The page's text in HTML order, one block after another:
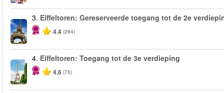
3. Eiffeltoren: Gereserveerde toegang tot de 2e
4.4 (264)
4. Eiffeltoren: Toegang tot de 3e verdieping
4.6 (75)